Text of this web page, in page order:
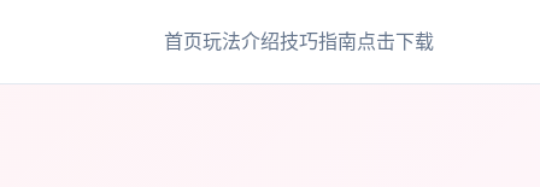
首页玩法介绍技巧指南点击下载